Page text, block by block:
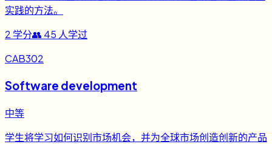
实践的方法。
2 学分👥 45 人学过
CAB302
Software development
中等
学生将学习如何识别市场机会，并为全球市场创造创新的产品